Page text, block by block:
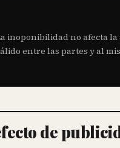
inoponibilidad no afecta
entre las partes y al
de